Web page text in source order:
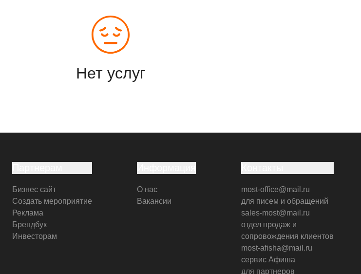
Нет услуг
Бизнес сайт
Создать мероприятие
Реклама
Брендбук
Инвесторам
О нас
Вакансии
most-office@mail.ru
для писем и обращений
sales-most@mail.ru
отдел продаж и
сопровождения клиентов
most-afisha@mail.ru
сервис Афиша
для партнеров